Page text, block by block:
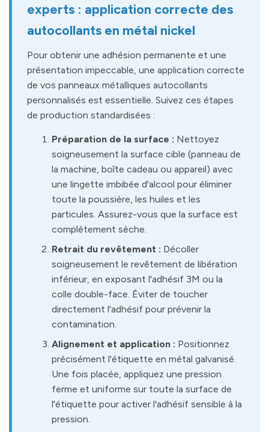
experts : application correcte des
autocollants en métal nickel
Pour obtenir une adhésion permanente et une
présentation impeccable, une application correcte
de vos panneaux métalliques autocollants
personnalisés est essentielle. Suivez ces étapes
de production standardisées :
Préparation de la surface : Nettoyez
soigneusement la surface cible (panneau de
la machine, boîte cadeau ou appareil) avec
une lingette imbibée d'alcool pour éliminer
toute la poussière, les huiles et les
particules. Assurez-vous que la surface est
complètement sèche.
Retrait du revêtement : Décoller
soigneusement le revêtement de libération
inférieur, en exposant l'adhésif 3M ou la
colle double-face. Éviter de toucher
directement l'adhésif pour prévenir la
contamination.
Alignement et application : Positionnez
précisément l'étiquette en métal galvanisé.
Une fois placée, appliquez une pression
ferme et uniforme sur toute la surface de
l'étiquette pour activer l'adhésif sensible à la
pression.